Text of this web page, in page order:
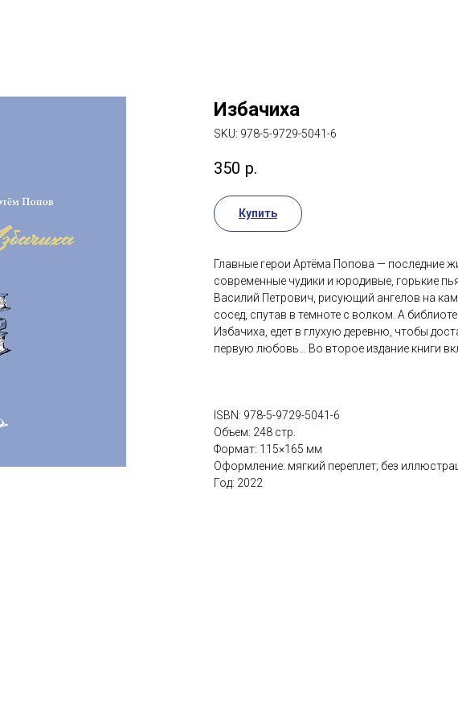
Избачиха
SKU: 978-5-9729-5041-6
350 р.
Купить
Главные герои Артёма Попова — последние
современные чудики и юродивые, горькие
Василий Петрович, рисующий ангелов на
сосед, спутав в темноте с волком. А
Избачиха, едет в глухую деревню, чтобы
первую любовь… Во второе издание книги
ISBN: 978-5-9729-5041-6
Объем: 248 стр.
Формат: 115×165 мм
Оформление: мягкий переплет; без
Год: 2022